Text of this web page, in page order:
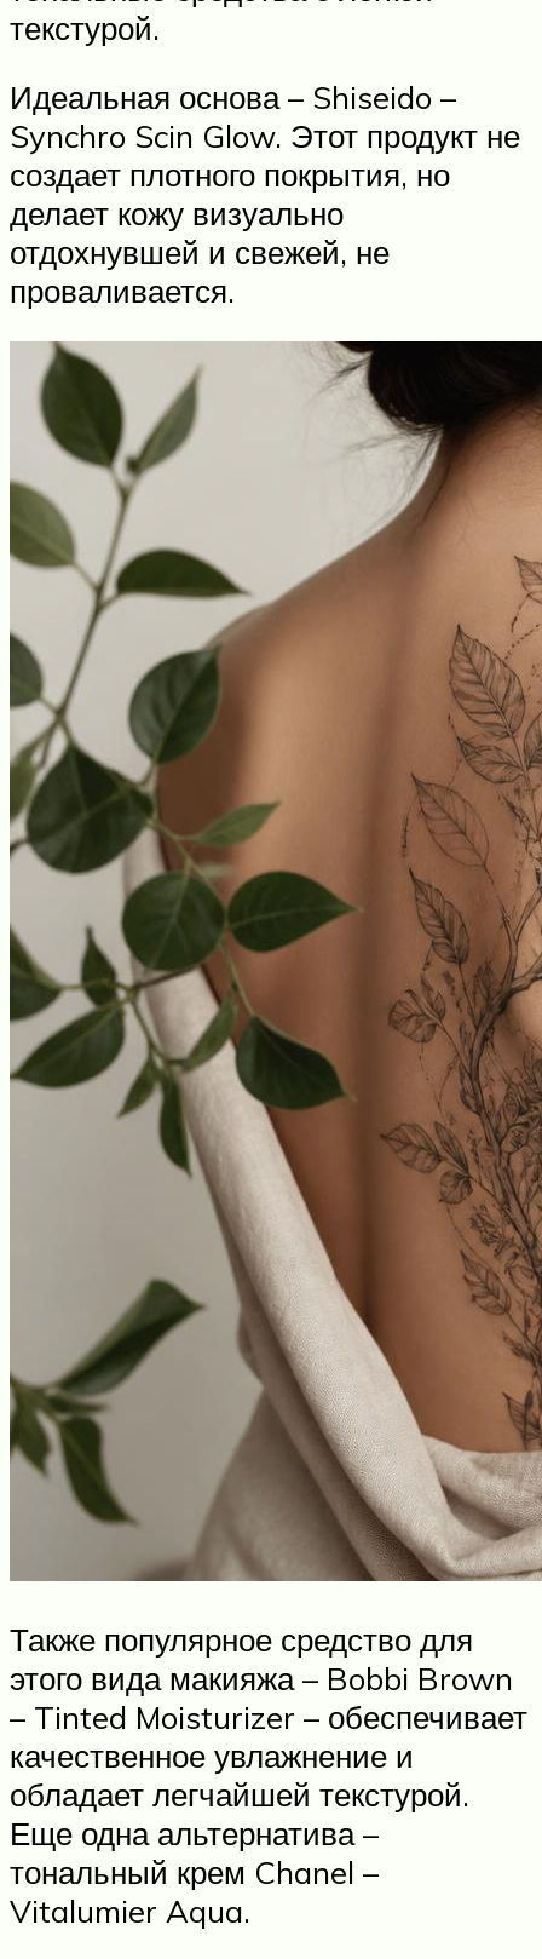
текстурой.
Идеальная основа – Shiseido –
Synchro Scin Glow. Этот продукт не
создает плотного покрытия, но
делает кожу визуально
отдохнувшей и свежей, не
проваливается.
Также популярное средство для
этого вида макияжа – Bobbi Brown
– Tinted Moisturizer – обеспечивает
качественное увлажнение и
обладает легчайшей текстурой.
Еще одна альтернатива –
тональный крем Chanel –
Vitalumier Aqua.